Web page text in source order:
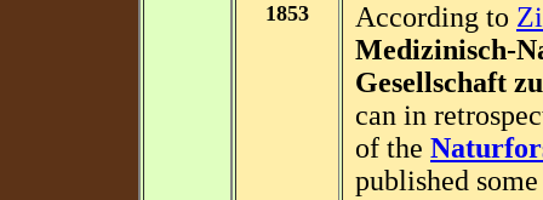
1853 According to
Medizinisch-
Gesellschaft
can in
of the
published